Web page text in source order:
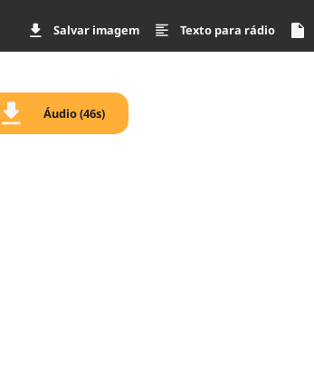
Salvar imagem Texto para rádio
Áudio (46s)